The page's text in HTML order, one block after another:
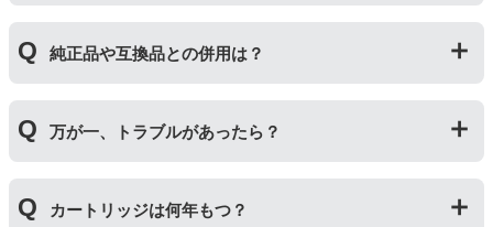
その他にも純正品、詰め替えインク、互換インクを比較
したブログ記事がございますのでよろしければご覧くだ
純正インク・互換インク・詰め替えインクの違い【まと
め】
インク量が入っており、純正インクと同等量の印刷がで
きます。（インクが純正品より多く入っていても、必ず
しも純正より印刷数量が多くなるわけではありませ
ん。）印刷枚数についてはご使用環境により大きく左右
純正品や互換品との併用は？
併用してご使用いただけます。（例：よく使うブラック
は互換インク、他の色は純正インクを使う等）ただし、
他社製品の詰め替えインクやインクカートリッジとの併
用おいては、当店でテストしておりません。万が一動作
万が一、トラブルがあったら？
ご相談ください。また互換インクカートリッジには「
ふ
カートリッジは何年もつ？